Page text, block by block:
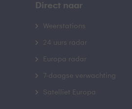
Direct naar
Weerstations
24 uurs radar
Europa radar
7-daagse verwachting
Satelliet Europa